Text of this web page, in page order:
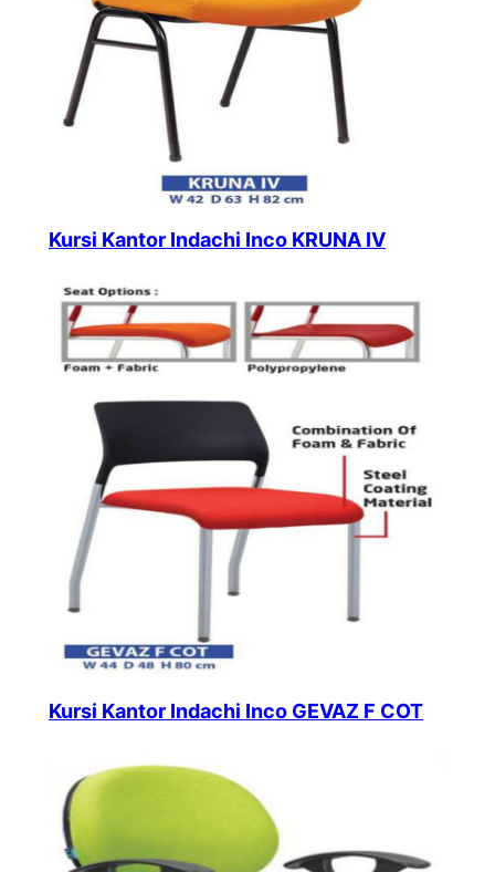
Kursi Kantor Indachi Inco KRUNA IV
Kursi Kantor Indachi Inco GEVAZ F COT